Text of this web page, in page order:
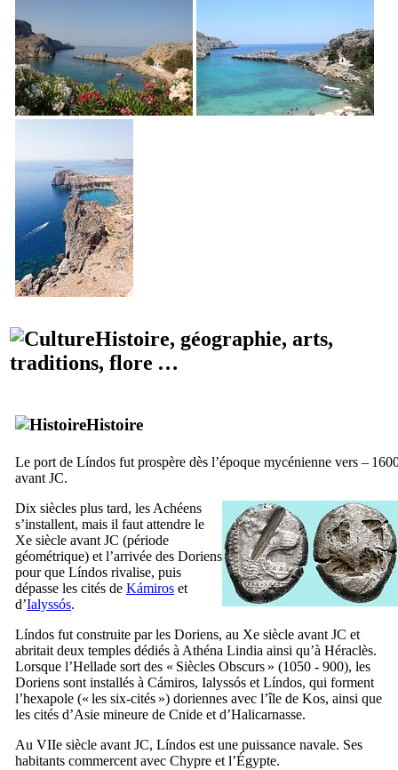
Histoire, géographie, arts,
traditions, flore …
Histoire
Le port de Líndos fut prospère dès l’époque mycénienne vers –
avant JC.
Dix siècles plus tard, les Achéens
s’installent, mais il faut attendre le
Xe siècle avant JC (période
géométrique) et l’arrivée des Doriens
pour que Líndos rivalise, puis
dépasse les cités de Kámiros et
d’Ialyssós.
Líndos fut construite par les Doriens, au Xe siècle avant JC et
abritait deux temples dédiés à Athéna Lindia ainsi qu’à Héraclès.
Lorsque l’Hellade sort des « Siècles Obscurs » (1050 - 900), les
Doriens sont installés à Cámiros, Ialyssós et Líndos, qui forment
l’hexapole (« les six-cités ») doriennes avec l’île de Kos, ainsi que
les cités d’Asie mineure de Cnide et d’Halicarnasse.
Au VIIe siècle avant JC, Líndos est une puissance navale. Ses
habitants commercent avec Chypre et l’Égypte.